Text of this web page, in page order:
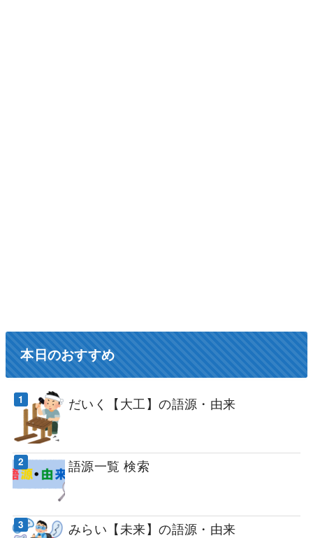
本日のおすすめ
だいく【大工】の語源・由来
語源一覧 検索
みらい【未来】の語源・由来